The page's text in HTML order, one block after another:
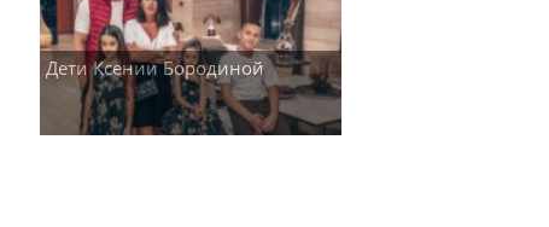
Дети Ксении Бородиной